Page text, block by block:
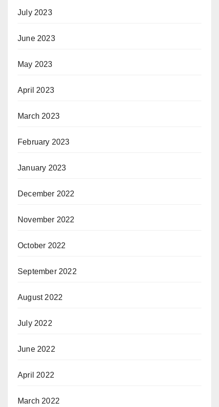
July 2023
June 2023
May 2023
April 2023
March 2023
February 2023
January 2023
December 2022
November 2022
October 2022
September 2022
August 2022
July 2022
June 2022
April 2022
March 2022